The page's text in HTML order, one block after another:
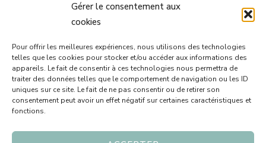
Gérer le consentement aux
cookies
Pour offrir les meilleures expériences, nous utilisons des technologies
telles que les cookies pour stocker et/ou accéder aux informations des
appareils. Le fait de consentir à ces technologies nous permettra de
traiter des données telles que le comportement de navigation ou les ID
uniques sur ce site. Le fait de ne pas consentir ou de retirer son
consentement peut avoir un effet négatif sur certaines caractéristiques et
fonctions.
SUR LES RÉSEAUX SOCIAUX